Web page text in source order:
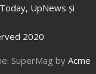
UpNews și
2020
SuperMag byAcme